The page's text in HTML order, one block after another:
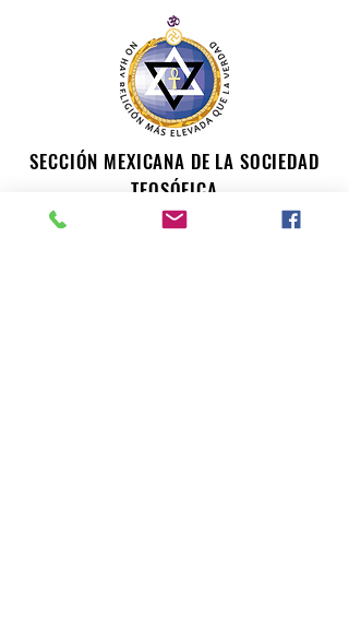
SECCIÓN MEXICANA DE LA SOCIEDAD
TEOSÓFICA